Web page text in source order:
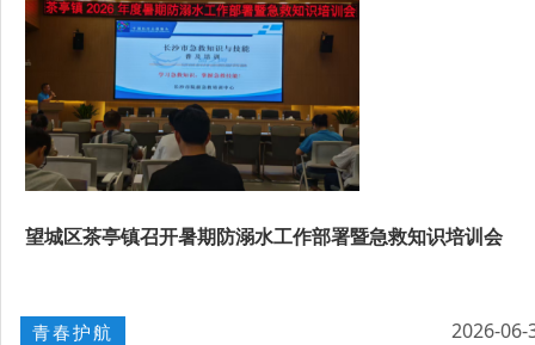
望城区茶亭镇召开暑期防溺水工作部署暨急救知识培训会
青春护航 2026-06-